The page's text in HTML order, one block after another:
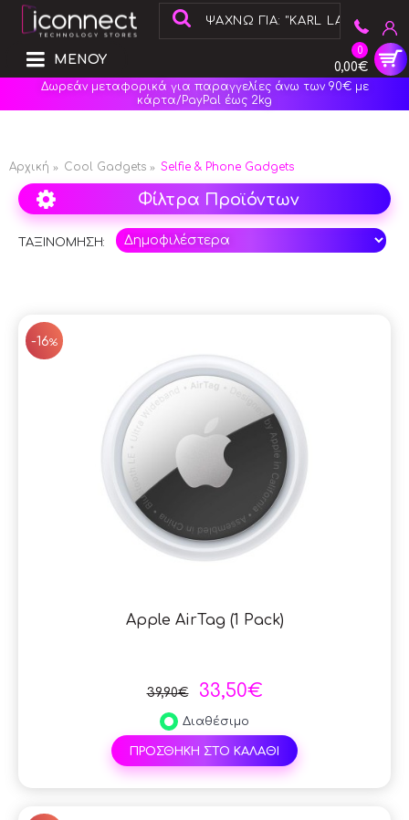
0
0,00€
ΜΕΝΟΥ
Δωρεάν μεταφορικά για παραγγελίες άνω των 90€ με
κάρτα/PayPal έως 2kg
Αρχική Cool Gadgets Selfie & Phone Gadgets
Φίλτρα Προϊόντων
ΤΑΞΙΝΟΜΗΣΗ:
-16%
Apple AirTag (1 Pack)
39,90€ 33,50€
Διαθέσιμο
ΠΡΟΣΘΗΚΗ ΣΤΟ ΚΑΛΑΘΙ